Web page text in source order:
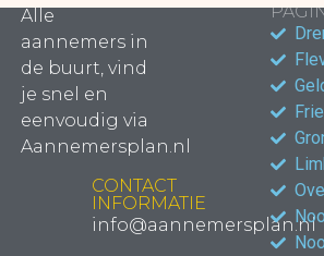
Alle
aannemers in
de buurt, vind
je snel en
eenvoudig via
Aannemersplan.nl
CONTACT
INFORMATIE
info@aannemersplan.nl